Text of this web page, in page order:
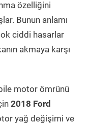
özelliğini
Bunun anlamı
ciddi hasarlar
akmaya karşı
motor ömrünü
2018 Ford
yağ değişimi ve